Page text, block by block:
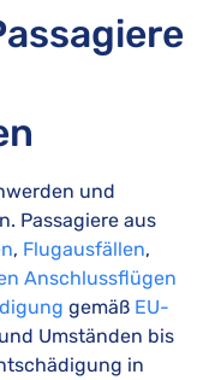
und
Passagiere aus
, Flugausfällen,
Anschlussflügen
gemäß EU-
Umständen bis
in